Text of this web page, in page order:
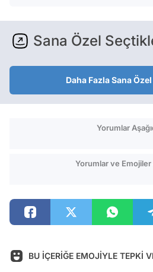
Sana Özel
Daha Fazla Sana
Yorumlar
Yorumlar ve Emojiler
BU İÇERİĞE EMOJİYLE TEPKİ